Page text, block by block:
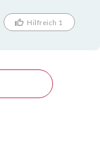
Hilfreich 1